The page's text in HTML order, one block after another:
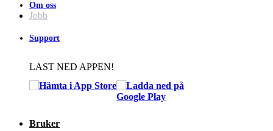
Om oss
Jobb
Support
LAST NED APPEN!
Bruker